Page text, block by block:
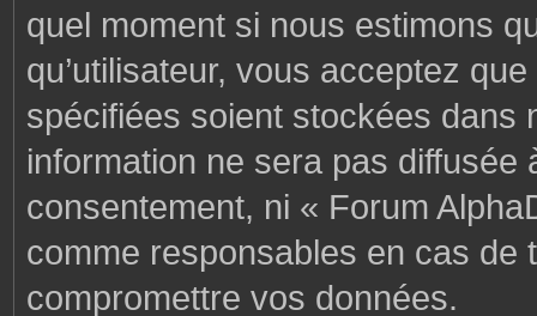
quel moment si nous estimons
qu’utilisateur, vous acceptez
spécifiées soient stockées dans
information ne sera pas
consentement, ni « Forum
comme responsables en cas de
compromettre vos données.